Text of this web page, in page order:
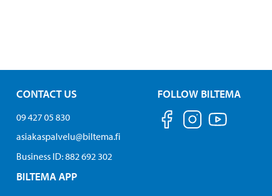
CONTACT US
09 427 05 830
asiakaspalvelu@biltema.fi
Business ID:​ 882 692 302
BILTEMA APP
FOLLOW BILTEMA